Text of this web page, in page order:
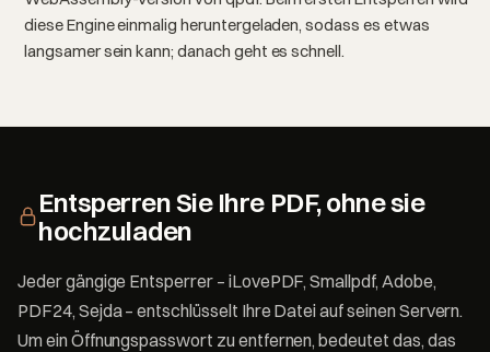
diese Engine einmalig heruntergeladen, sodass es etwas
langsamer sein kann; danach geht es schnell.
Entsperren Sie Ihre PDF, ohne sie
hochzuladen
Jeder gängige Entsperrer – iLovePDF, Smallpdf, Adobe,
PDF24, Sejda – entschlüsselt Ihre Datei auf seinen Servern.
Um ein Öffnungspasswort zu entfernen, bedeutet das, das